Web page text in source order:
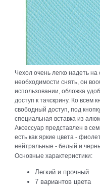
Чехол очень легко надеть
необходимости снять, он
использовании, обложка
доступ к тачскрину. Ко всем
свободный доступ, под
специальная вставка из
Аксессуар представлен в
есть как яркие цвета -
нейтральные - белый и
Основные характеристики:
Легкий и прочный
7 вариантов цвета